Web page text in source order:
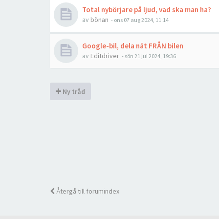
Total nybörjare på ljud, vad ska man ha?
av bönan - ons 07 aug 2024, 11:14
Google-bil, dela nät FRÅN bilen
av Editdriver - sön 21 jul 2024, 19:36
Ny tråd
Återgå till forumindex